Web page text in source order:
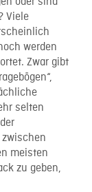
Viele
werden
Zwar gibt
selten
meisten
zu geben,